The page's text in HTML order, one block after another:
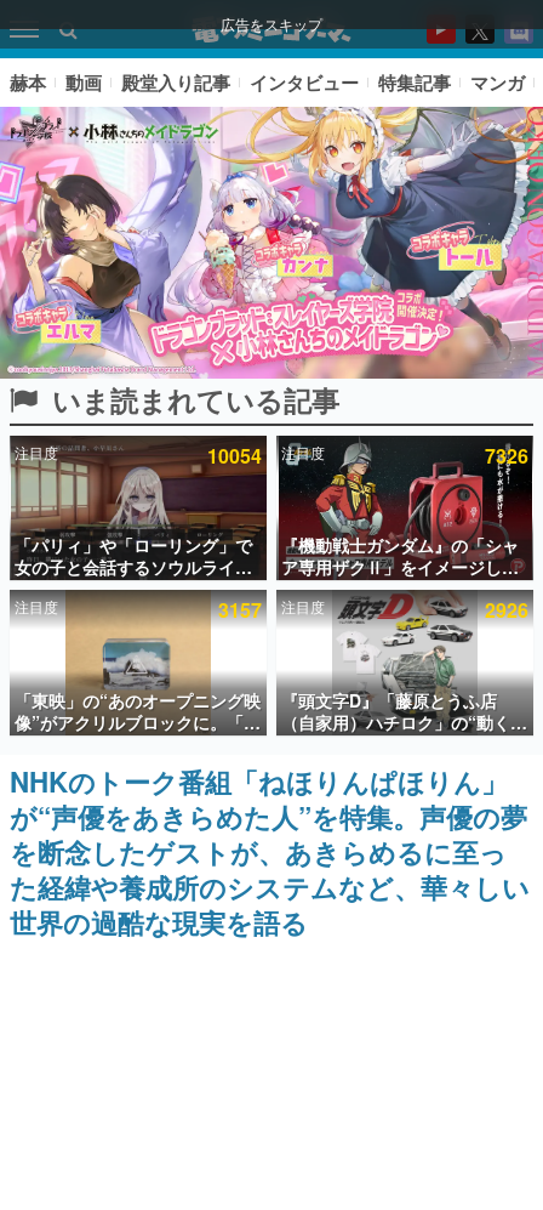
広告をスキップ
ピックアップ
電ファミのいま読まれている記事ランキング
アプリセール情報
インタビュー
連載・特集一覧
殿堂入り記事
SNS拡散数が数千以上！ ページビュー数万以上！ などな
ど。多くの人々に読まれた、電ファミ渾身の“殿堂入り”記
事をまとめました。
ゲームの企画書
名作ゲームクリエイターの方々に製作時のエピソードをお
聞きし、ヒットする企画（ゲーム）とは何か？を探ってい
きます。
赫本
この物語を解いてはいけない。『赫本』は、〈試験問題〉
の形をした短編ホラー小説集です。
赫本 動画 殿堂入り記事 インタビュー 特集記事 マンガ
いま読まれている記事
注目度 10054
「パリィ」や「ローリング」で
女の子と会話するソウルライク
恋愛ゲーム『小早川さんはソウ
ルライク』無料公開。返事に失
敗すると「YOU DIED」
注目度 7326
『機動戦士ガンダム』の「シャ
ア専用ザクⅡ」をイメージした
散水ホースリールが予約開始。
本体にはシャアのパーソナルマ
ークやジオン公国軍のエンブレ
ム、型式番号などを配置
注目度 3157
「東映」の“あのオープニング映
像”がアクリルブロックに。「東
映ヒストリカル グッズコレクシ
ョン」が8月下旬より発売
注目度 2926
『頭文字D』「藤原とうふ店
（自家用）ハチロク」の“動くテ
ィッシュケース”が買えるポップ
アップショップが開催へ。マン
ガの舞台である群馬の「イオン
モール高崎」にて、8月11日か
ら8月20日までの期間限定で開
催予定
NHKのトーク番組「ねほりんぱほりん」
が“声優をあきらめた人”を特集。声優の夢
を断念したゲストが、あきらめるに至っ
た経緯や養成所のシステムなど、華々しい
世界の過酷な現実を語る